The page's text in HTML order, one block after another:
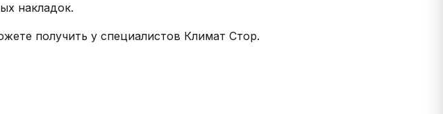
накладок.
получить у специалистов Климат Стор.